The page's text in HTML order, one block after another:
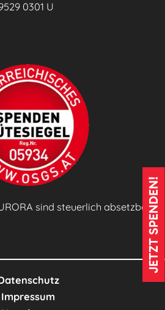
JETZT SPENDEN!
0301 U
sind steuerlich absetzbar!
Impressum